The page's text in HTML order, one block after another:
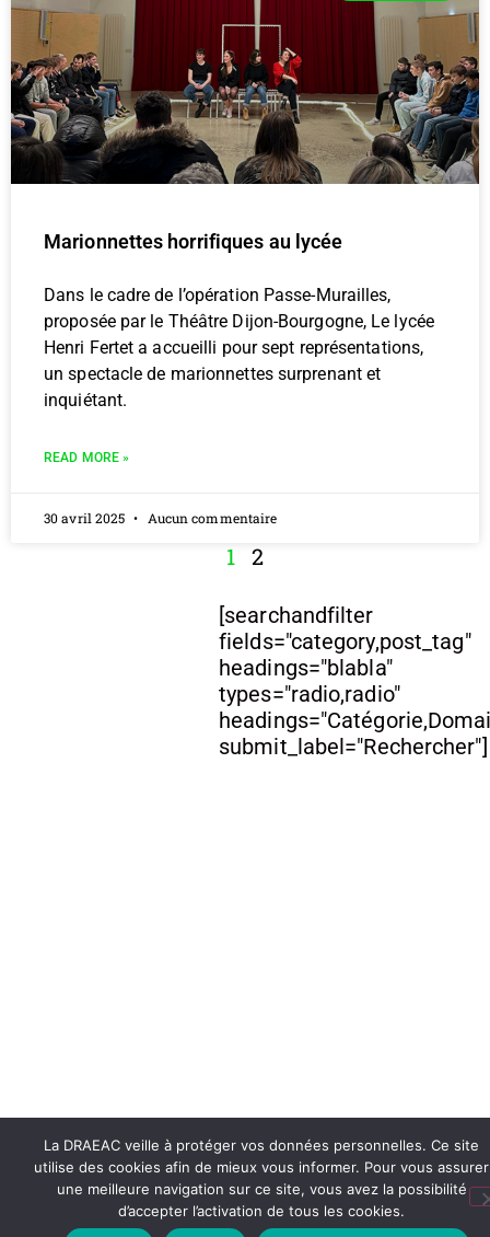
Marionnettes horrifiques au lycée
Dans le cadre de l’opération Passe-Murailles,
proposée par le Théâtre Dijon-Bourgogne, Le lycée
Henri Fertet a accueilli pour sept représentations,
un spectacle de marionnettes surprenant et
inquiétant.
READ MORE »
30 avril 2025 Aucun commentaire
1 2
[searchandfilter
fields="category,post_tag"
headings="blabla"
types="radio,radio"
submit_label="Rechercher"]
La DRAEAC veille à protéger vos données personnelles. Ce site
utilise des cookies afin de mieux vous informer. Pour vous assurer
une meilleure navigation sur ce site, vous avez la possibilité
d’accepter l’activation de tous les cookies.